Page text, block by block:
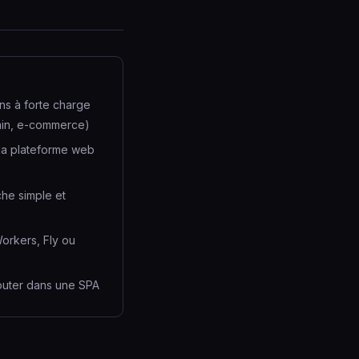
à forte charge
e-commerce)
plateforme web
simple et
Fly ou
dans une SPA